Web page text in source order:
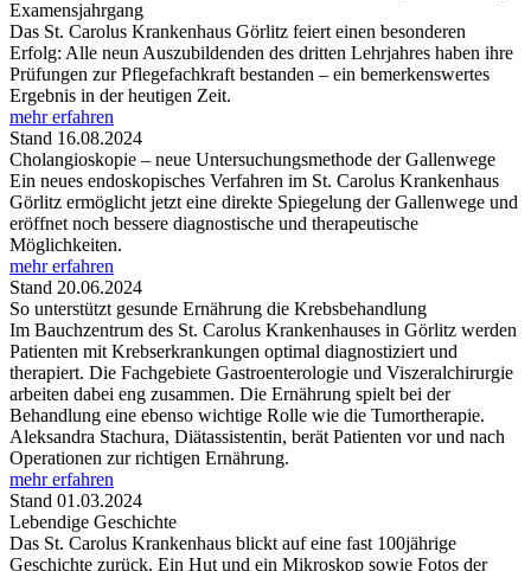
Examensjahrgang
Das St. Carolus Krankenhaus Görlitz feiert einen besonderen
Erfolg: Alle neun Auszubildenden des dritten Lehrjahres haben ihre
Prüfungen zur Pflegefachkraft bestanden – ein bemerkenswertes
Ergebnis in der heutigen Zeit.
mehr erfahren
Stand 16.08.2024
Cholangioskopie – neue Untersuchungsmethode der Gallenwege
Ein neues endoskopisches Verfahren im St. Carolus Krankenhaus
Görlitz ermöglicht jetzt eine direkte Spiegelung der Gallenwege und
eröffnet noch bessere diagnostische und therapeutische
Möglichkeiten.
mehr erfahren
Stand 20.06.2024
So unterstützt gesunde Ernährung die Krebsbehandlung
Im Bauchzentrum des St. Carolus Krankenhauses in Görlitz werden
Patienten mit Krebserkrankungen optimal diagnostiziert und
therapiert. Die Fachgebiete Gastroenterologie und Viszeralchirurgie
arbeiten dabei eng zusammen. Die Ernährung spielt bei der
Behandlung eine ebenso wichtige Rolle wie die Tumortherapie.
Aleksandra Stachura, Diätassistentin, berät Patienten vor und nach
Operationen zur richtigen Ernährung.
mehr erfahren
Stand 01.03.2024
Lebendige Geschichte
Das St. Carolus Krankenhaus blickt auf eine fast 100jährige
Geschichte zurück. Ein Hut und ein Mikroskop sowie Fotos der